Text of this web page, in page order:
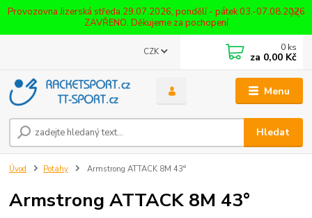
Provozovna Jizerská středa 29.07.2026, pondělí - pátek 03.-07.08.2026
ZAVŘENO. Děkujeme za pochopení
Menu
CZK
Hledat
0 ks
za 0,00 Kč
Úvod Potahy Armstrong ATTACK 8M 43°
Armstrong ATTACK 8M 43°